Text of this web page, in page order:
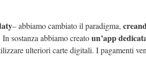
– abbiamo cambiato il paradigma,
sostanza abbiamo creatoun’app
ulteriori carte digitali. I pagamenti